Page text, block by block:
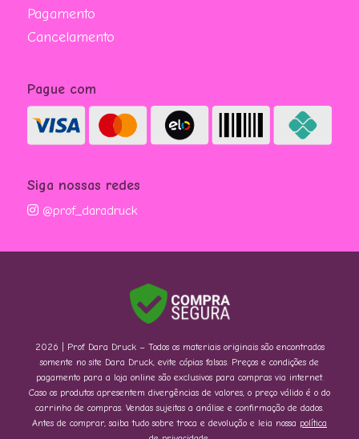
Pagamento
Cancelamento
Pague com
Siga nossas redes
@prof_daradruck
2026 | Prof. Dara Druck – Todos os materiais originais são encontrados
somente no site Dara Druck, evite cópias falsas. Preços e condições de
pagamento para a loja online são exclusivos para compras via internet.
Caso os produtos apresentem divergências de valores, o preço válido é o do
carrinho de compras. Vendas sujeitas a análise e confirmação de dados.
Antes de comprar, saiba tudo sobre troca e devolução e leia nossa política